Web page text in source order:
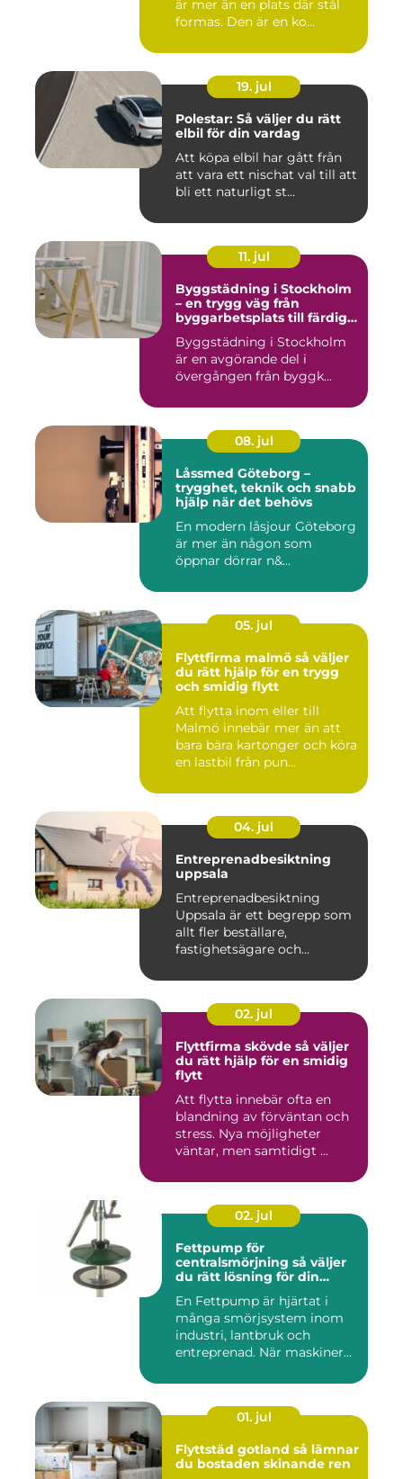
är mer än en plats där stål
formas. Den är en ko...
19. jul
Polestar: Så väljer du rätt
elbil för din vardag
Att köpa elbil har gått från
att vara ett nischat val till att
bli ett naturligt st...
11. jul
Byggstädning i Stockholm
– en trygg väg från
byggarbetsplats till färdig
Byggstädning i Stockholm
är en avgörande del i
övergången från byggk...
08. jul
Låssmed Göteborg –
trygghet, teknik och snabb
hjälp när det behövs
En modern låsjour Göteborg
är mer än någon som
öppnar dörrar n&...
05. jul
Flyttfirma malmö så väljer
du rätt hjälp för en trygg
och smidig flytt
Att flytta inom eller till
Malmö innebär mer än att
bara bära kartonger och köra
en lastbil från pun...
04. jul
Entreprenadbesiktning
uppsala
Entreprenadbesiktning
Uppsala är ett begrepp som
allt fler beställare,
fastighetsägare och
02. jul
Flyttfirma skövde så väljer
du rätt hjälp för en smidig
flytt
Att flytta innebär ofta en
blandning av förväntan och
stress. Nya möjligheter
väntar, men samtidigt ...
02. jul
Fettpump för
centralsmörjning så väljer
du rätt lösning för din
En Fettpump är hjärtat i
många smörjsystem inom
industri, lantbruk och
entreprenad. När maskiner
01. jul
Flyttstäd gotland så lämnar
du bostaden skinande ren